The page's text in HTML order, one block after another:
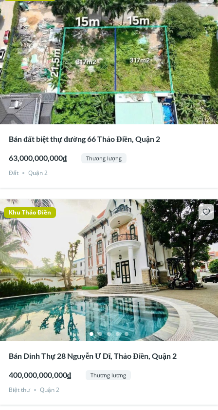
Bán đất biệt thự đường 66 Thảo Điền, Quận 2
63,000,000,000₫ Thương lượng
Đất Quận 2
Khu Thảo Điền
Bán Dinh Thự 28 Nguyễn Ư Dĩ, Thảo Điền, Quận 2
400,000,000,000₫ Thương lượng
Biệt thự Quận 2